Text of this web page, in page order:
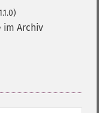
im Archiv